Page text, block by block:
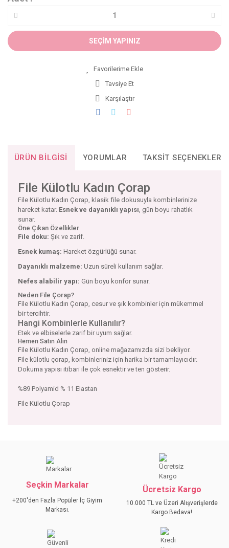
SEÇİM YAPINIZ
Tavsiye Et
Karşılaştır
ÜRÜN BILGISI YORUMLAR TAKSIT SEÇENEKLERI
File Külotlu Kadın Çorap
File Külotlu Kadın Çorap, klasik file dokusuyla kombinlerinize
hareket katar. Esnek ve dayanıklı yapısı, gün boyu rahatlık
sunar.
Öne Çıkan Özellikler
File doku: Şık ve zarif.
Esnek kumaş: Hareket özgürlüğü sunar.
Dayanıklı malzeme: Uzun süreli kullanım sağlar.
Nefes alabilir yapı: Gün boyu konfor sunar.
Neden File Çorap?
File Külotlu Kadın Çorap, cesur ve şık kombinler için mükemmel
bir tercihtir.
Hangi Kombinlerle Kullanılır?
Etek ve elbiselerle zarif bir uyum sağlar.
Hemen Satın Alın
File Külotlu Kadın Çorap, online mağazamızda sizi bekliyor.
File külotlu çorap, kombinleriniz için harika bir tamamlayıcıdır.
Dokuma yapısı itibari ile çok esnektir ve ten gösterir.
%89 Polyamid % 11 Elastan
File Külotlu Çorap
kullanarak tarafımıza iletebilirsiniz.
Görüş ve önerileriniz için teşekkür ederiz.
Ürün açıklamasında eksik bilgiler bulunuyor.
Ürün fiyatı diğer sitelerden daha pahalı.
Seçkin Markalar
+200'den Fazla Popüler İç Giyim
Markası.
Ücretsiz Kargo
10.000 TL ve Üzeri Alışverişlerde
Kargo Bedava!